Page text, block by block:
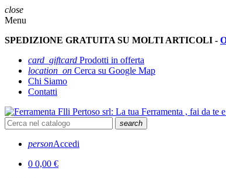
close
Menu
SPEDIZIONE GRATUITA SU MOLTI ARTICOLI -
card_giftcard Prodotti in offerta
location_on Cerca su Google Map
Chi Siamo
Contatti
search
personAccedi
0 0,00 €